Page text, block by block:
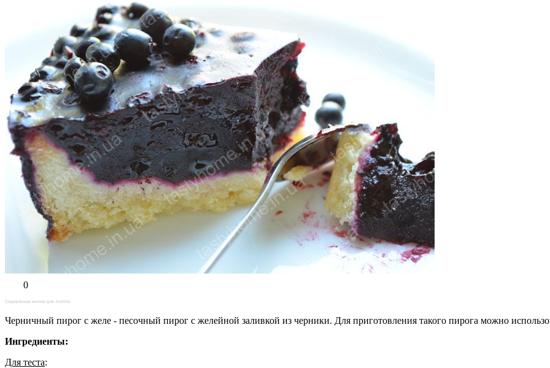
0
Социальные кнопки для Joomla
Черничный пирог с желе - песочный пирог с желейной заливкой из черники. Для приготовления такого пирога можно
Ингредиенты:
Для теста: